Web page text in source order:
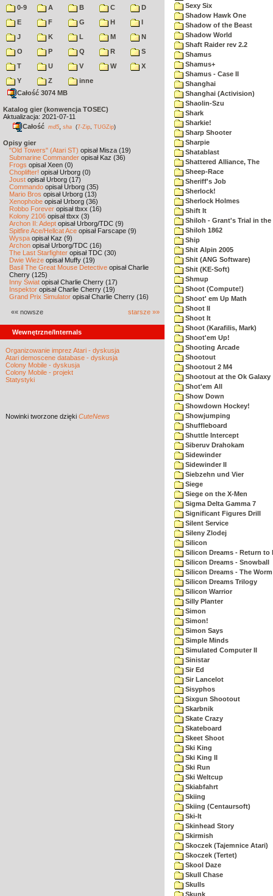
0-9 A B C
D
E
F G H
I
J
K L M
N
O
P Q R
S
T
U V W
X
Y
Z
inne
Całość 3074 MB
Katalog gier (konwencja TOSEC)
Aktualizacja: 2021-07-11
Całość md5 sha (7-Zip TUGZip)
Opisy gier
"Old Towers" (Atari ST) opisał Misza (19)
Submarine Commander opisał Kaz (36)
Frogs opisał Xeen (0)
Choplifter! opisał Urborg (0)
Joust opisał Urborg (17)
Commando opisał Urborg (35)
Mario Bros opisał Urborg (13)
Xenophobe opisał Urborg (36)
Robbo Forever opisał tbxx (16)
Kolony 2106 opisał tbxx (3)
Archon II: Adept opisał Urborg/TDC (9)
Spitfire Ace/Hellcat Ace opisał Farscape (9)
Wyspa opisał Kaz (9)
Archon opisał Urborg/TDC (16)
The Last Starfighter opisał TDC (30)
Dwie Wieże opisał Muffy (19)
Basil The Great Mouse Detective opisał Charlie
Cherry (125)
Inny Świat opisał Charlie Cherry (17)
Inspektor opisał Charlie Cherry (19)
Grand Prix Simulator opisał Charlie Cherry (16)
«« nowsze starsze »»
Wewnętrzne/Internals
Organizowanie imprez Atari - dyskusja
Atari demoscene database - dyskusja
Colony Mobile - dyskusja
Colony Mobile - projekt
Statystyki
Nowinki tworzone dzięki CuteNews
Sexy Six
Shadow Hawk One
Shadow of the Beast
Shadow World
Shaft Raider rev 2.2
Shamus
Shamus+
Shamus - Case II
Shanghai
Shanghai (Activision)
Shaolin-Szu
Shark
Sharkie!
Sharp Shooter
Sharpie
Shatablast
Shattered Alliance, The
Sheep-Race
Sheriff's Job
Sherlock!
Sherlock Holmes
Shift It
Shiloh - Grant's Trial in the
Shiloh 1862
Ship
Shit Alpin 2005
Shit (ANG Software)
Shit (KE-Soft)
Shmup
Shoot (Compute!)
Shoot' em Up Math
Shoot II
Shoot It
Shoot (Karafilis, Mark)
Shoot'em Up!
Shooting Arcade
Shootout
Shootout 2 M4
Shootout at the Ok Galaxy
Shot'em All
Show Down
Showdown Hockey!
Showjumping
Shuffleboard
Shuttle Intercept
Siberuv Drahokam
Sidewinder
Sidewinder II
Siebzehn und Vier
Siege
Siege on the X-Men
Sigma Delta Gamma 7
Significant Figures Drill
Silent Service
Sileny Zlodej
Silicon
Silicon Dreams - Return to
Silicon Dreams - Snowball
Silicon Dreams - The
Silicon Dreams Trilogy
Silicon Warrior
Silly Planter
Simon
Simon!
Simon Says
Simple Minds
Simulated Computer II
Sinistar
Sir Ed
Sir Lancelot
Sisyphos
Sixgun Shootout
Skarbnik
Skate Crazy
Skateboard
Skeet Shoot
Ski King
Ski King II
Ski Run
Ski Weltcup
Skiabfahrt
Skiing
Skiing (Centaursoft)
Ski-It
Skinhead Story
Skirmish
Skoczek (Tajemnice Atari)
Skoczek (Tertet)
Skool Daze
Skull Chase
Skulls
Skunk